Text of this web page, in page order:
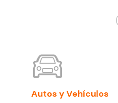
Autos y Vehículos